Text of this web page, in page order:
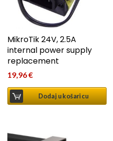
MikroTik 24V, 2.5A
internal power supply
replacement
19,96€
Dodaj u košaricu